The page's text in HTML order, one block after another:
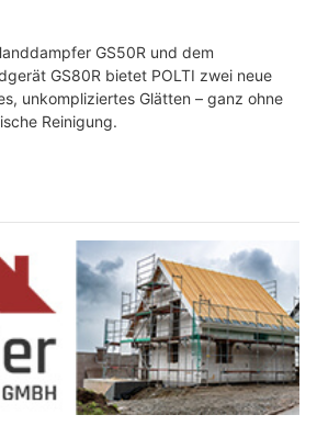
GS50R und dem
GS80R bietet POLTI zwei neue
unkompliziertes Glätten – ganz ohne
Reinigung.